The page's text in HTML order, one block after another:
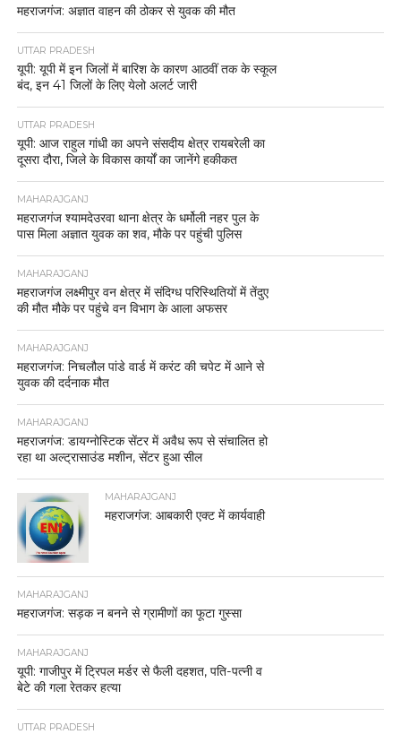
महराजगंज: अज्ञात वाहन की ठोकर से युवक की मौत
UTTAR PRADESH
यूपी: यूपी में इन जिलों में बारिश के कारण आठवीं तक के स्कूल
बंद, इन 41 जिलों के लिए येलो अलर्ट जारी
UTTAR PRADESH
यूपी: आज राहुल गांधी का अपने संसदीय क्षेत्र रायबरेली का
दूसरा दौरा, जिले के विकास कार्यों का जानेंगे हकीकत
MAHARAJGANJ
महराजगंज श्यामदेउरवा थाना क्षेत्र के धर्मोली नहर पुल के
पास मिला अज्ञात युवक का शव, मौके पर पहुंची पुलिस
MAHARAJGANJ
महराजगंज लक्ष्मीपुर वन क्षेत्र में संदिग्ध परिस्थितियों में तेंदुए
की मौत मौके पर पहुंचे वन विभाग के आला अफसर
MAHARAJGANJ
महराजगंज: निचलौल पांडे वार्ड में करंट की चपेट में आने से
युवक की दर्दनाक मौत
MAHARAJGANJ
महराजगंज: डायग्नोस्टिक सेंटर में अवैध रूप से संचालित हो
रहा था अल्ट्रासाउंड मशीन, सेंटर हुआ सील
MAHARAJGANJ
महराजगंज: आबकारी एक्ट में कार्यवाही
MAHARAJGANJ
महराजगंज: सड़क न बनने से ग्रामीणों का फूटा गुस्सा
MAHARAJGANJ
यूपी: गाजीपुर में ट्रिपल मर्डर से फैली दहशत, पति-पत्नी व
बेटे की गला रेतकर हत्या
UTTAR PRADESH